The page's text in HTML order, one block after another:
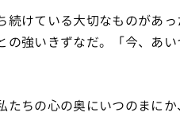
けている大切なものがあっ
強いきずなだ。「今、あ
ちの心の奥にいつのまに